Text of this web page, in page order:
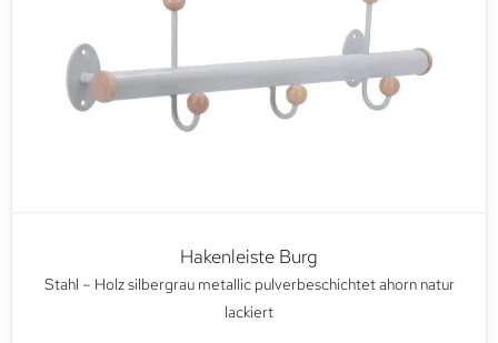
Hakenleiste Burg
Stahl – Holz silbergrau metallic pulverbeschichtet ahorn natur
lackiert